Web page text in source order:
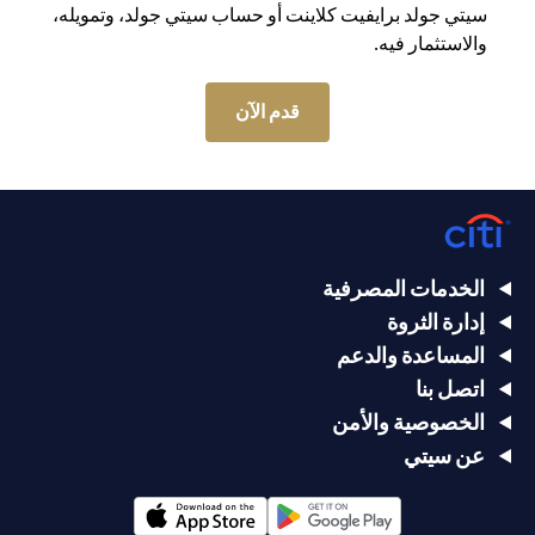
سيتي جولد برايفيت كلاينت أو حساب سيتي جولد، وتمويله،
والاستثمار فيه.
قدم الآن
الخدمات المصرفية
إدارة الثروة
المساعدة والدعم
اتصل بنا
الخصوصية والأمن
عن سيتي